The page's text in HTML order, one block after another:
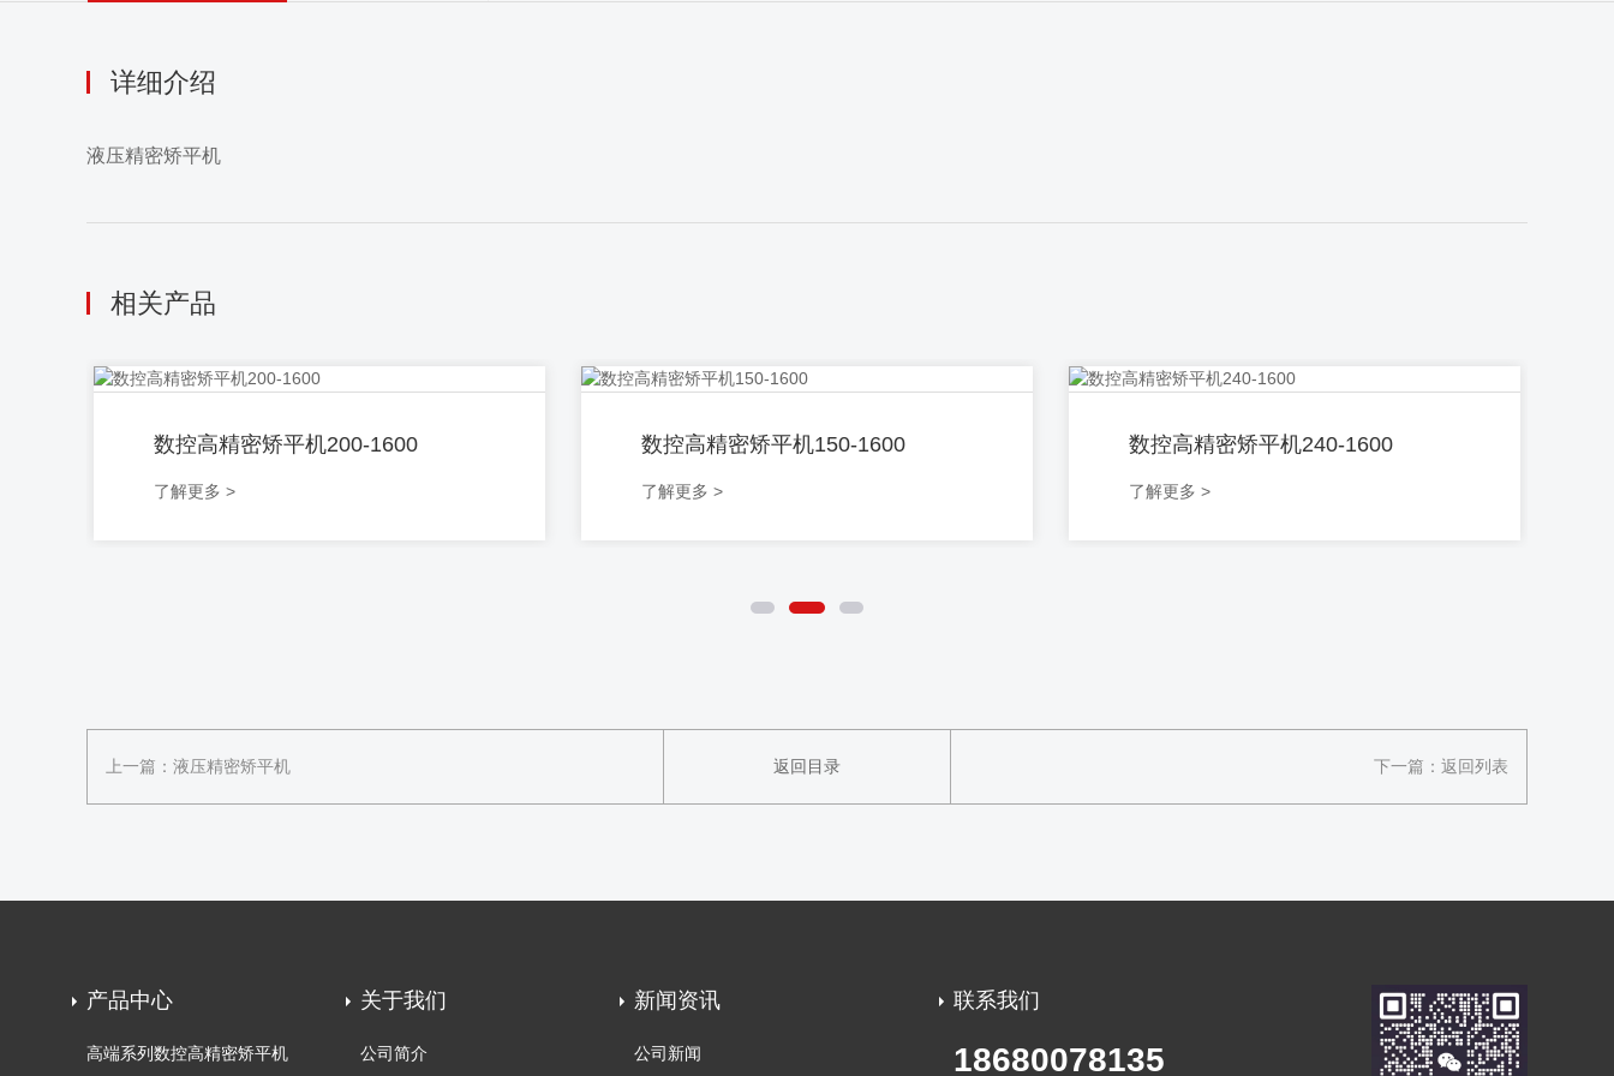
详细介绍
液压精密矫平机
相关产品
数控高精密矫平机200-1600
了解更多 >
数控高精密矫平机150-1600
了解更多 >
数控高精密矫平机240-1600
了解更多 >
上一篇： 液压精密矫平机 返回目录 下一篇： 返回列表
产品中心
高端系列数控高精密矫平机
关于我们
公司简介
新闻资讯
公司新闻
联系我们
18680078135